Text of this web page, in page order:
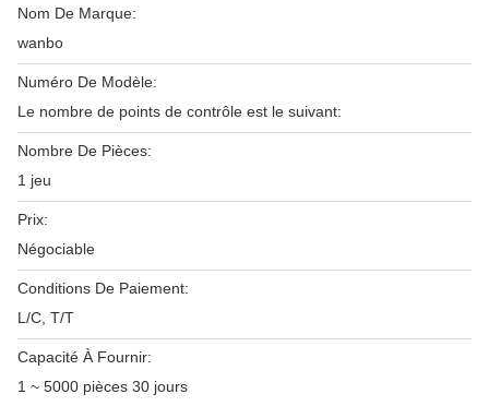
Nom De Marque:
wanbo
Numéro De Modèle:
Le nombre de points de contrôle est le suivant:
Nombre De Pièces:
1 jeu
Prix:
Négociable
Conditions De Paiement:
L/C, T/T
Capacité À Fournir:
1 ~ 5000 pièces 30 jours